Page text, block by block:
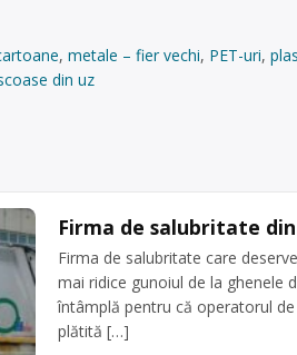
, metale – fier vechi, PET-uri,
din uz
Firma de salubritate
Firma de salubritate care
mai ridice gunoiul de la ghenele
întâmplă pentru că operatorul
plătită […]